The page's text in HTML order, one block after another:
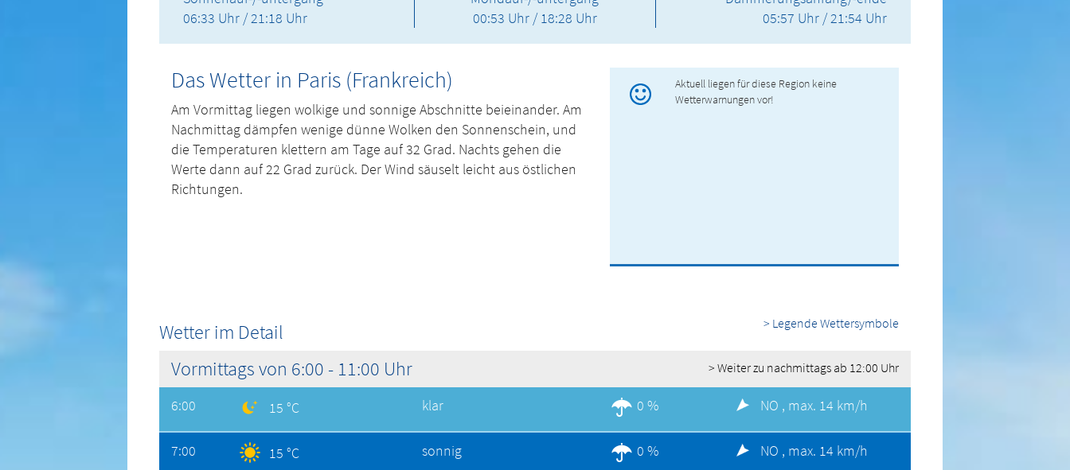
06:33 Uhr / 21:18 Uhr
00:53 Uhr / 18:28 Uhr
05:57 Uhr / 21:54 Uhr
Das Wetter in Paris (Frankreich)
Am Vormittag liegen wolkige und sonnige Abschnitte beieinander. Am
Nachmittag dämpfen wenige dünne Wolken den Sonnenschein, und
die Temperaturen klettern am Tage auf 32 Grad. Nachts gehen die
Werte dann auf 22 Grad zurück. Der Wind säuselt leicht aus östlichen
Richtungen.
Aktuell liegen für diese Region keine
Wetterwarnungen vor!
Wetter im Detail > Legende Wettersymbole
Vormittags von 6:00 - 11:00 Uhr > Weiter zu nachmittags ab 12:00 Uhr
6:00 15 °C klar 0 % NO , max. 14 km/h
7:00 15 °C sonnig 0 % NO , max. 14 km/h